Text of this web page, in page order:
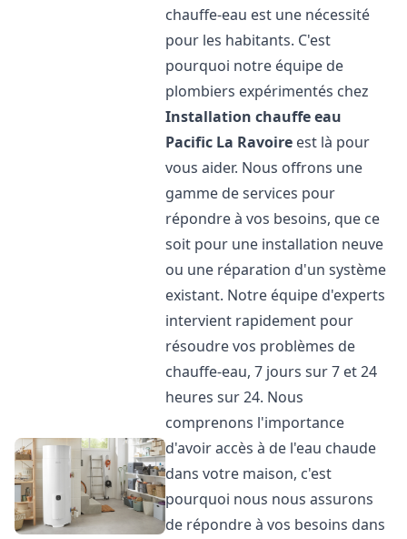
chauffe-eau est une nécessité
pour les habitants. C'est
pourquoi notre équipe de
plombiers expérimentés chez
Installation chauffe eau
Pacific La Ravoire est là pour
vous aider. Nous offrons une
gamme de services pour
répondre à vos besoins, que ce
soit pour une installation neuve
ou une réparation d'un système
existant. Notre équipe d'experts
intervient rapidement pour
résoudre vos problèmes de
chauffe-eau, 7 jours sur 7 et 24
heures sur 24. Nous
comprenons l'importance
d'avoir accès à de l'eau chaude
dans votre maison, c'est
pourquoi nous nous assurons
de répondre à vos besoins dans